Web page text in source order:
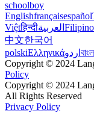
schoolboy
Englishfrançaisespañol
Việtहिन्दीالعربية Filipino
中文한국어
polskiΕλληνικάاردو
Copyright © 2024
Policy
Copyright © 2024
All Rights Reserved
Privacy Policy